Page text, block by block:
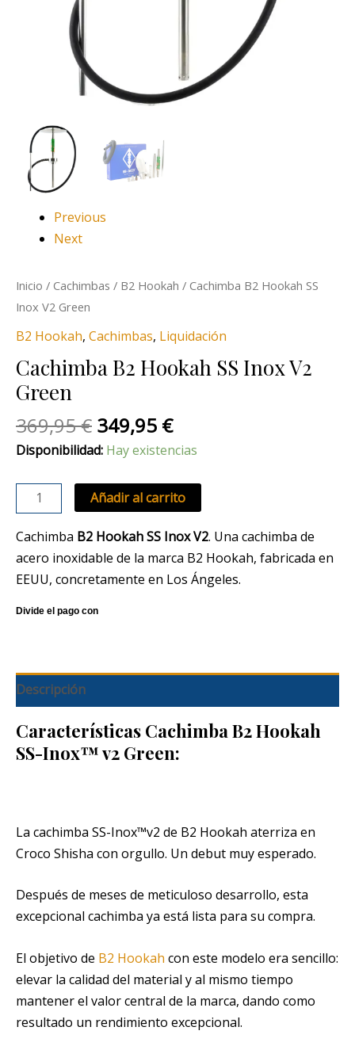
Previous
Next
Inicio / Cachimbas / B2 Hookah / Cachimba B2 Hookah SS
Inox V2 Green
B2 Hookah, Cachimbas, Liquidación
Cachimba B2 Hookah SS Inox V2
Green
369,95€ 349,95 €
Disponibilidad: Hay existencias
Añadir al carrito
Cachimba B2 Hookah SS Inox V2. Una cachimba de
acero inoxidable de la marca B2 Hookah, fabricada en
EEUU, concretamente en Los Ángeles.
Descripción
Características Cachimba B2 Hookah
SS-Inox™ v2 Green:
La cachimba SS-Inox™v2 de B2 Hookah aterriza en
Croco Shisha con orgullo. Un debut muy esperado.
Después de meses de meticuloso desarrollo, esta
excepcional cachimba ya está lista para su compra.
El objetivo de B2 Hookah con este modelo era sencillo:
elevar la calidad del material y al mismo tiempo
mantener el valor central de la marca, dando como
resultado un rendimiento excepcional.